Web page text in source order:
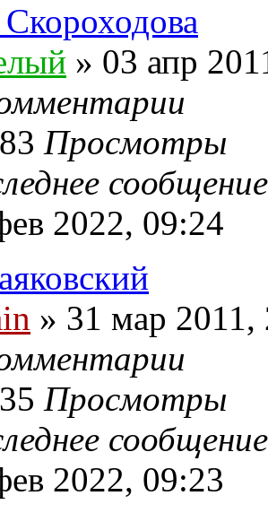
» 03 апр
Просмотры
2022, 09:24
» 31 мар 2011,
Просмотры
2022, 09:23